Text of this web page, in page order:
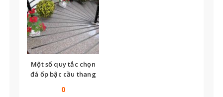
Một số quy tắc chọn
đá ốp bậc cầu thang
0